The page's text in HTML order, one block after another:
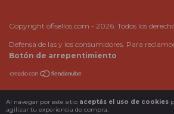
Al navegar por este sitio aceptás el uso de cookies
agilizar tu experiencia de compra.
Copyright ofisellos.com - 2026. Todos los
Defensa de las y los consumidores. Para
Botón de arrepentimiento